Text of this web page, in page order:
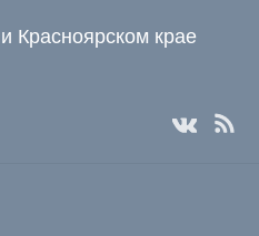
Красноярском крае